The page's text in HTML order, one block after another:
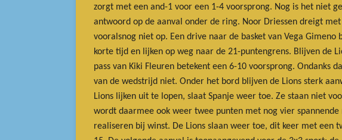
zorgt met een and-1 voor een 1-4 voorsprong. Nog is het niet
antwoord op de aanval onder de ring. Noor Driessen dreigt
vooralsnog niet op. Een drive naar de basket van Vega
korte tijd en lijken op weg naar de 21-puntengrens. Blijven de
pass van Kiki Fleuren betekent een 6-10 voorsprong.
van de wedstrijd niet. Onder het bord blijven de Lions sterk
Lions lijken uit te lopen, slaat Spanje weer toe. Ze staan niet
wordt daarmee ook weer twee punten met nog vier
realiseren bij winst. De Lions slaan weer toe, dit keer met een